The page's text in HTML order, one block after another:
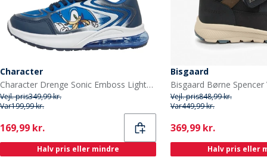
Character
Character Drenge Sonic Emboss Lights Sneakers Blå/Multi
Vejl. pris349,99 kr.
Var199,99 kr.
Current
169,99 kr.
Halv pris eller mindre
Bisgaard
Vejl. pris848,99 kr.
Var449,99 kr.
Current
369,99 kr.
Halv pris eller